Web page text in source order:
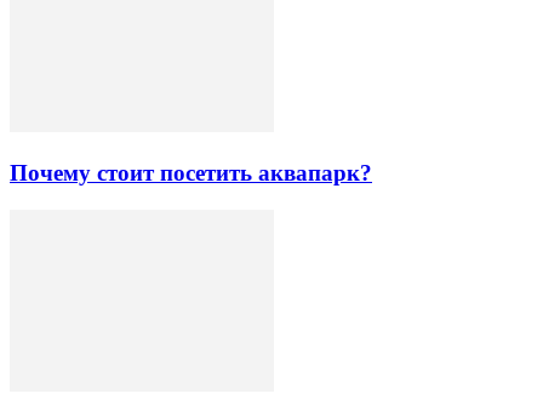
Почему стоит посетить аквапарк?